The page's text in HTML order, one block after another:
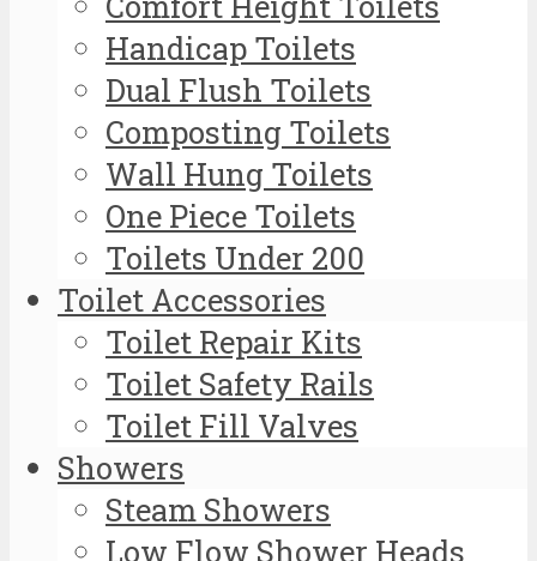
Handicap Toilets
Dual Flush Toilets
Composting Toilets
Wall Hung Toilets
One Piece Toilets
Toilets Under 200
Toilet Accessories
Toilet Repair Kits
Toilet Safety Rails
Toilet Fill Valves
Showers
Steam Showers
Low Flow Shower Heads